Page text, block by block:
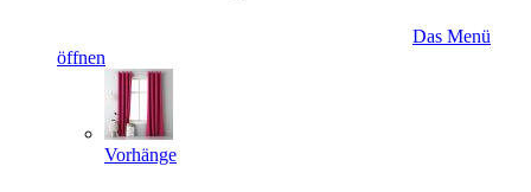
Das Menü
öffnen
Vorhänge